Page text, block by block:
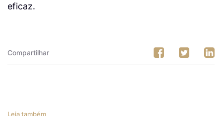
eficaz.
Compartilhar
Leia também